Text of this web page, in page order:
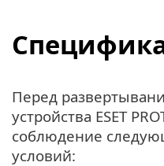
Перед
устройства ESET
соблюдение
условий: